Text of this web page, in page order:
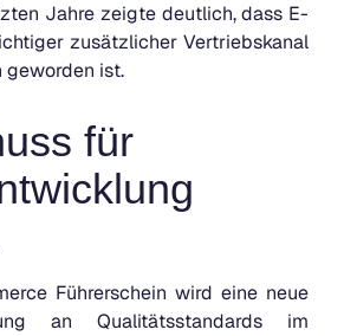
Jahre zeigte deutlich, dass E-
zusätzlicher Vertriebskanal
geworden ist.
für
Führerschein wird eine neue
an Qualitätsstandards im